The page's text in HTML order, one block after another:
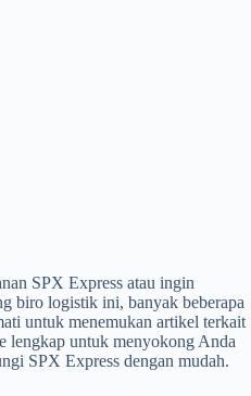
SPX Express atau ingin
biro logistik ini, banyak beberapa
untuk menemukan artikel terkait
lengkap untuk menyokong Anda
SPX Express dengan mudah.